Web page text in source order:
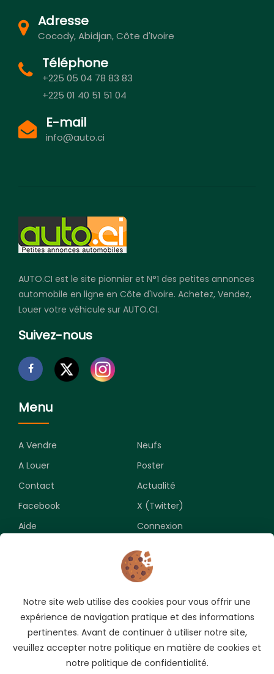
Adresse
Cocody, Abidjan, Côte d'Ivoire
Téléphone
+225 05 04 78 83 83
+225 01 40 51 51 04
E-mail
info@auto.ci
AUTO.CI est le site pionnier et N°1 des petites annonces
automobile en ligne en Côte d'Ivoire. Achetez, Vendez,
Louer votre véhicule sur AUTO.CI.
Suivez-nous
Menu
A Vendre
Neufs
A Louer
Poster
Contact
Actualité
Facebook
X (Twitter)
Aide
Connexion
Souscrivez pour recevoir les meilleures opportunités.
Notre site web utilise des cookies pour vous offrir une
expérience de navigation pratique et des informations
pertinentes. Avant de continuer à utiliser notre site,
veuillez accepter notre politique en matière de cookies et
notre politique de confidentialité.